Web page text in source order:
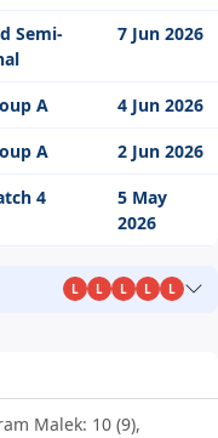
Semi-
7 Jun 2026
A
4 Jun 2026
A
2 Jun 2026
4
5 May
2026
L L L L L
Malek: 10 (9),